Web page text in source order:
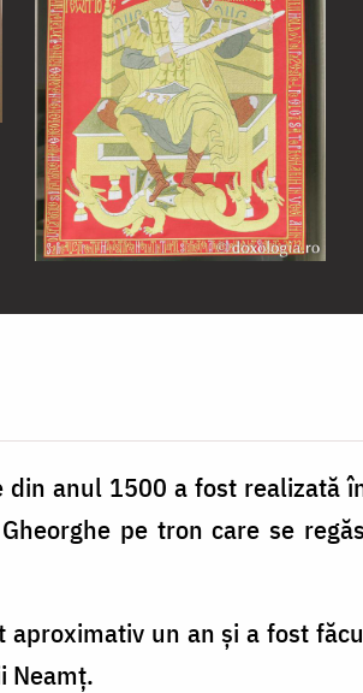
din anul 1500 a fost realizată
pe tron care se
aproximativ un an și a fost
Neamț.